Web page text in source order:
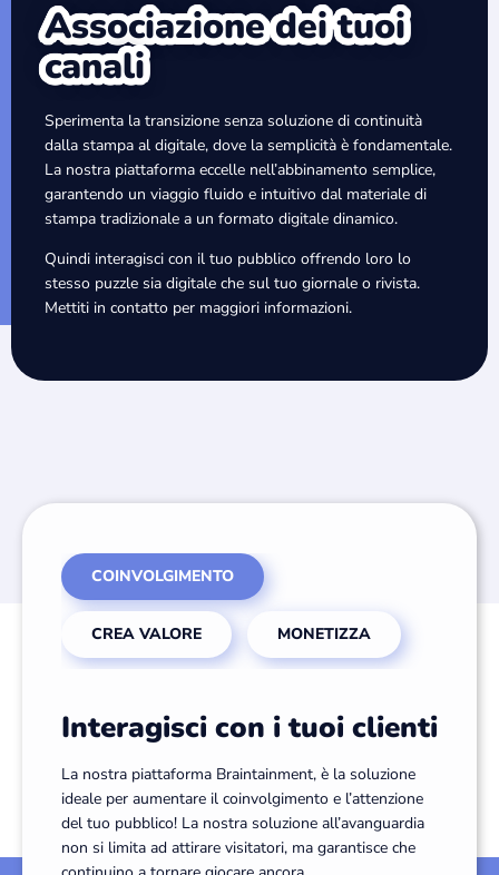
Associazione dei tuoi
canali
Sperimenta la transizione senza soluzione di continuità
dalla stampa al digitale, dove la semplicità è fondamentale.
La nostra piattaforma eccelle nell’abbinamento semplice,
garantendo un viaggio fluido e intuitivo dal materiale di
stampa tradizionale a un formato digitale dinamico.
Quindi interagisci con il tuo pubblico offrendo loro lo
stesso puzzle sia digitale che sul tuo giornale o rivista.
Mettiti in contatto per maggiori informazioni.
COINVOLGIMENTO
CREA VALORE MONETIZZA
Interagisci con i tuoi clienti
La nostra piattaforma Braintainment, è la soluzione
ideale per aumentare il coinvolgimento e l’attenzione
del tuo pubblico! La nostra soluzione all’avanguardia
non si limita ad attirare visitatori, ma garantisce che